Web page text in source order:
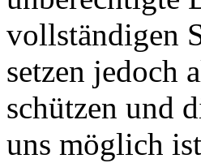
vollständigen
setzen jedoch
schützen und
uns möglich